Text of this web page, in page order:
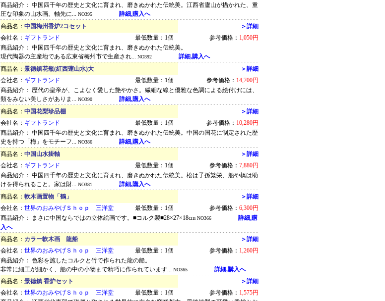
商品紹介： 中国四千年の歴史と文化に育まれ、磨きぬかれた伝統美。江西省廬山が描かれた、重
圧な印象の山水画。軸先に... NO395
詳細,購入へ
商品名： 中国梅州香炉2コセット
＞詳細
会社名： ギフトランド 最低数量：1個 参考価格： 1,050円
商品紹介： 中国四千年の歴史と文化に育まれ、磨きぬかれた伝統美。
現代陶器の主産地である広東省梅州市で生産され... NO392
詳細,購入へ
商品名： 景徳鎮花瓶(紅西蓮山水)大
＞詳細
会社名： ギフトランド 最低数量：1個 参考価格： 14,700円
商品紹介： 歴代の皇帝が、こよなく愛した艶やかさ。繊細な線と優雅な色調による絵付けには、
類をみない美しさがありま... NO390
詳細,購入へ
商品名： 中国花梨珍品棚
＞詳細
会社名： ギフトランド 最低数量：1個 参考価格： 10,280円
商品紹介： 中国四千年の歴史と文化に育まれ、磨きぬかれた伝統美。中国の国花に制定された歴
史を持つ「梅」をモチーフ... NO386
詳細,購入へ
商品名： 中国山水掛軸
＞詳細
会社名： ギフトランド 最低数量：1個 参考価格： 7,880円
商品紹介： 中国四千年の歴史と文化に育まれ、磨きぬかれた伝統美。松は子孫繁栄、船や橋は助
けを得られること。家は財... NO381
詳細,購入へ
商品名： 軟木画置物「鶴」
＞詳細
会社名： 世界のおみやげＳｈｏｐ 三洋堂 最低数量：1個 参考価格： 6,300円
商品紹介： まさに中国ならではの立体絵画です。■コルク製■28×27×18cm NO366
詳細,購
入へ
商品名： カラー軟木画 龍船
＞詳細
会社名： 世界のおみやげＳｈｏｐ 三洋堂 最低数量：1個 参考価格： 1,260円
商品紹介： 色彩を施したコルクと竹で作られた龍の船。
非常に細工が細かく、船の中の小物まで精巧に作られています... NO365
詳細,購入へ
商品名： 景徳鎮 香炉セット
＞詳細
会社名： 世界のおみやげＳｈｏｐ 三洋堂 最低数量：1個 参考価格： 1,575円